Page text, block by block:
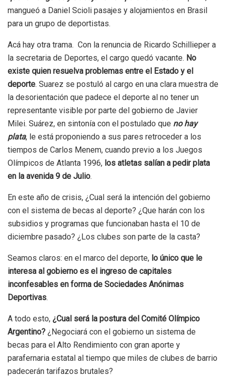
mangueó a Daniel Scioli pasajes y alojamientos en Brasil
para un grupo de deportistas.
Acá hay otra trama. Con la renuncia de Ricardo Schillieper a
la secretaria de Deportes, el cargo quedó vacante. No
existe quien resuelva problemas entre el Estado y el
deporte. Suarez se postuló al cargo en una clara muestra de
la desorientación que padece el deporte al no tener un
representante visible por parte del gobierno de Javier
Milei. Suárez, en sintonía con el postulado que no hay
plata, le está proponiendo a sus pares retroceder a los
tiempos de Carlos Menem, cuando previo a los Juegos
Olímpicos de Atlanta 1996, los atletas salían a pedir plata
en la avenida 9 de Julio.
En este año de crisis, ¿Cual será la intención del gobierno
con el sistema de becas al deporte? ¿Que harán con los
subsidios y programas que funcionaban hasta el 10 de
diciembre pasado? ¿Los clubes son parte de la casta?
Seamos claros: en el marco del deporte, lo único que le
interesa al gobierno es el ingreso de capitales
inconfesables en forma de Sociedades Anónimas
Deportivas.
A todo esto, ¿Cual será la postura del Comité Olímpico
Argentino? ¿Negociará con el gobierno un sistema de
becas para el Alto Rendimiento con gran aporte y
parafernaria estatal al tiempo que miles de clubes de barrio
padecerán tarifazos brutales?